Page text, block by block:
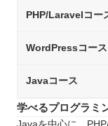
PHP/Laravelコー
WordPressコース
Javaコース
学べるプログラミ